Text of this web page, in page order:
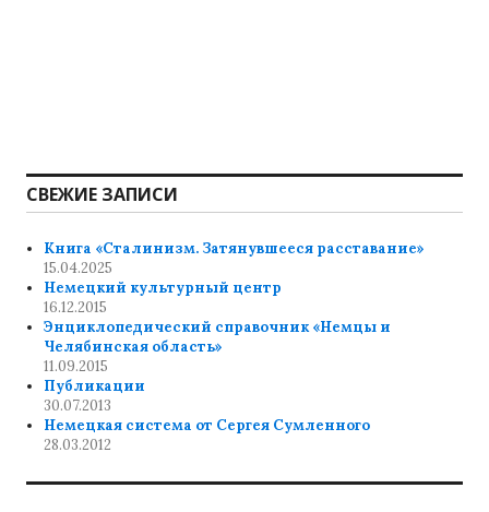
СВЕЖИЕ ЗАПИСИ
Книга «Сталинизм. Затянувшееся расставание»
15.04.2025
Немецкий культурный центр
16.12.2015
Энциклопедический справочник «Немцы и
Челябинская область»
11.09.2015
Публикации
30.07.2013
Немецкая система от Сергея Сумленного
28.03.2012